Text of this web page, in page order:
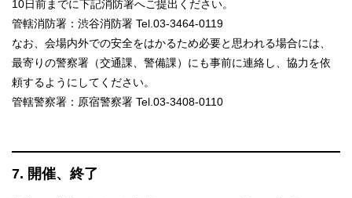
10日前までに下記消防署へご提出ください。
管轄消防署：渋谷消防署 Tel.03-3464-0119
なお、会場内外での安全をはかるため必要と思われる場合には、
最寄りの警察署（交通課、警備課）にも事前に連絡し、協力を依
頼するようにしてください。
管轄警察署：原宿警察署 Tel.03-3408-0110
7. 開催、終了